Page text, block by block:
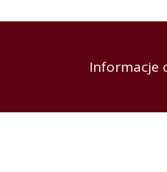
Informacje